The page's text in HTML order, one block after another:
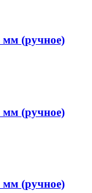
мм (ручное)
мм (ручное)
мм (ручное)